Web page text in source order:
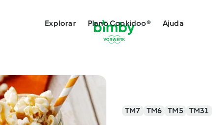
Explorar Plano Cookidoo® Ajuda
TM7 TM6 TM5 TM31